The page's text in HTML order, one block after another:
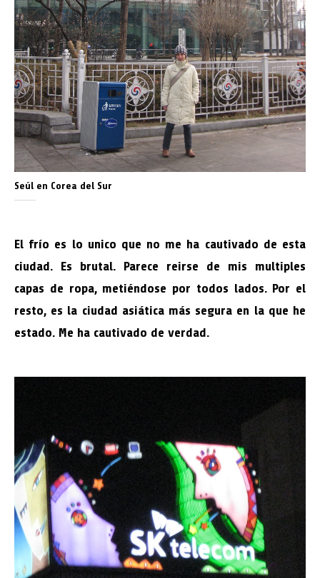
Seúl en Corea del Sur
El frío es lo unico que no me ha cautivado de esta
ciudad. Es brutal. Parece reirse de mis multiples
capas de ropa, metiéndose por todos lados. Por el
resto, es la ciudad asiática más segura en la que he
estado. Me ha cautivado de verdad.